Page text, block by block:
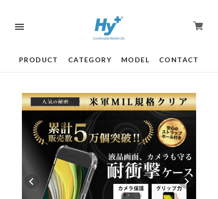
PRODUCT CATEGORY MODEL CONTACT